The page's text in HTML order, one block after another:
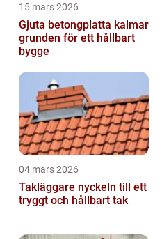
15 mars 2026
Gjuta betongplatta kalmar
grunden för ett hållbart
bygge
04 mars 2026
Takläggare nyckeln till ett
tryggt och hållbart tak